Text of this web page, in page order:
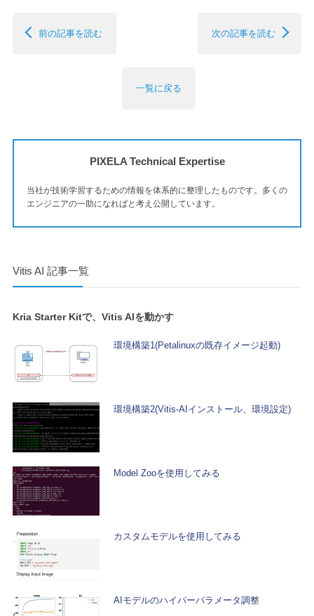
前の記事を読む
一覧に戻る
次の記事を読む
PIXELA Technical Expertise
当社が技術学習するための情報を体系的に整理したものです。多くの
エンジニアの一助になればと考え公開しています。
Vitis AI 記事一覧
Kria Starter Kitで、Vitis AIを動かす
環境構築1(Petalinuxの既存イメージ起動)
環境構築2(Vitis-AIインストール、環境設定)
Model Zooを使用してみる
カスタムモデルを使用してみる
AIモデルのハイパーパラメータ調整